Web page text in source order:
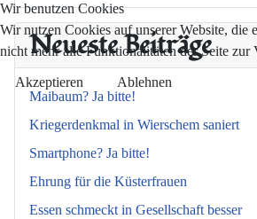
Neueste Beiträge
Maibaum? Ja bitte!
Kriegerdenkmal in Wierschem saniert
Smartphone? Ja bitte!
Ehrung für die Küsterfrauen
Essen schmeckt in Gesellschaft besser
Wir benutzen Cookies
Wir nutzen Cookies auf unserer Website, die
nicht mehr alle Funktionalitäten der Seite zur
Akzeptieren Ablehnen